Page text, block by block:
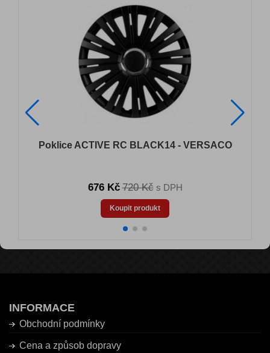
Poklice ACTIVE RC BLACK14 - VERSACO
676 Kč 720 Kčs DPH
Koupit produkt
INFORMACE
Obchodní podmínky
Cena a způsob dopravy